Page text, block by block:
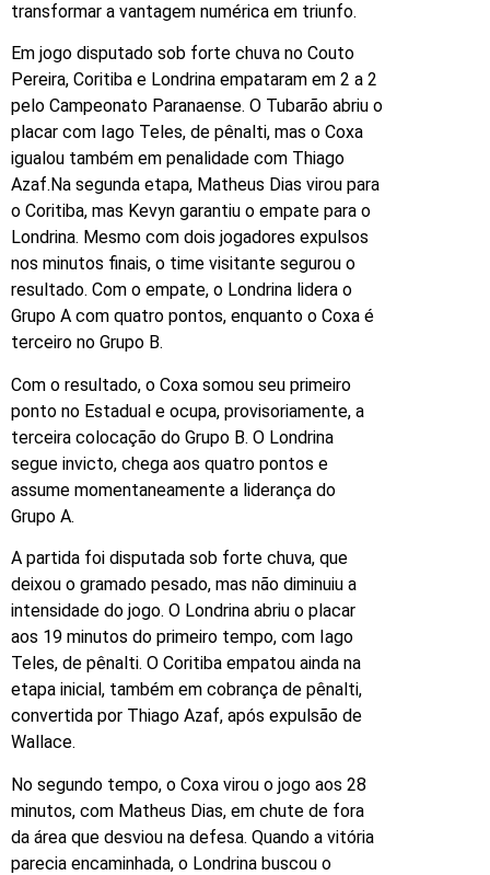
transformar a vantagem numérica em triunfo.
Em jogo disputado sob forte chuva no Couto
Pereira, Coritiba e Londrina empataram em 2 a 2
pelo Campeonato Paranaense. O Tubarão abriu o
placar com Iago Teles, de pênalti, mas o Coxa
igualou também em penalidade com Thiago
Azaf.Na segunda etapa, Matheus Dias virou para
o Coritiba, mas Kevyn garantiu o empate para o
Londrina. Mesmo com dois jogadores expulsos
nos minutos finais, o time visitante segurou o
resultado. Com o empate, o Londrina lidera o
Grupo A com quatro pontos, enquanto o Coxa é
terceiro no Grupo B.
Com o resultado, o Coxa somou seu primeiro
ponto no Estadual e ocupa, provisoriamente, a
terceira colocação do Grupo B. O Londrina
segue invicto, chega aos quatro pontos e
assume momentaneamente a liderança do
Grupo A.
A partida foi disputada sob forte chuva, que
deixou o gramado pesado, mas não diminuiu a
intensidade do jogo. O Londrina abriu o placar
aos 19 minutos do primeiro tempo, com Iago
Teles, de pênalti. O Coritiba empatou ainda na
etapa inicial, também em cobrança de pênalti,
convertida por Thiago Azaf, após expulsão de
Wallace.
No segundo tempo, o Coxa virou o jogo aos 28
minutos, com Matheus Dias, em chute de fora
da área que desviou na defesa. Quando a vitória
parecia encaminhada, o Londrina buscou o